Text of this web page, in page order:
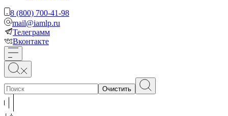
8 (800) 700-41-98
mail@iamlp.ru
Телеграмм
Вконтакте
Очистить